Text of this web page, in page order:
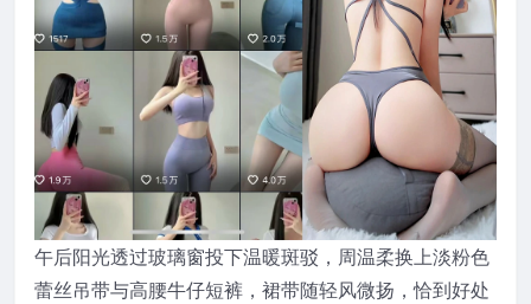
午后阳光透过玻璃窗投下温暖斑驳，周温柔换上淡粉色
蕾丝吊带与高腰牛仔短裤，裙带随轻风微扬，恰到好处